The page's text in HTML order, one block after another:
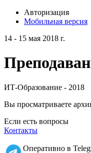
Авторизация
Мобильная версия
14 - 15 мая 2018 г.
ИТ-Образование - 2018
Вы просматриваете
Если есть вопросы
Контакты
Оперативно в